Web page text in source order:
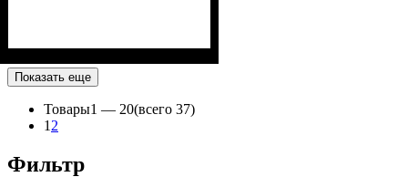
Показать еще
Товары1 — 20(всего 37)
1 2
Фильтр